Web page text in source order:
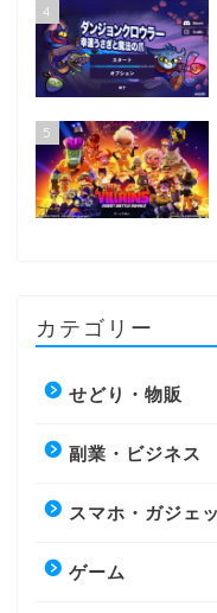
4
5
カテゴリー
せどり・物販
副業・ビジネス
スマホ・ガジェ
ゲーム